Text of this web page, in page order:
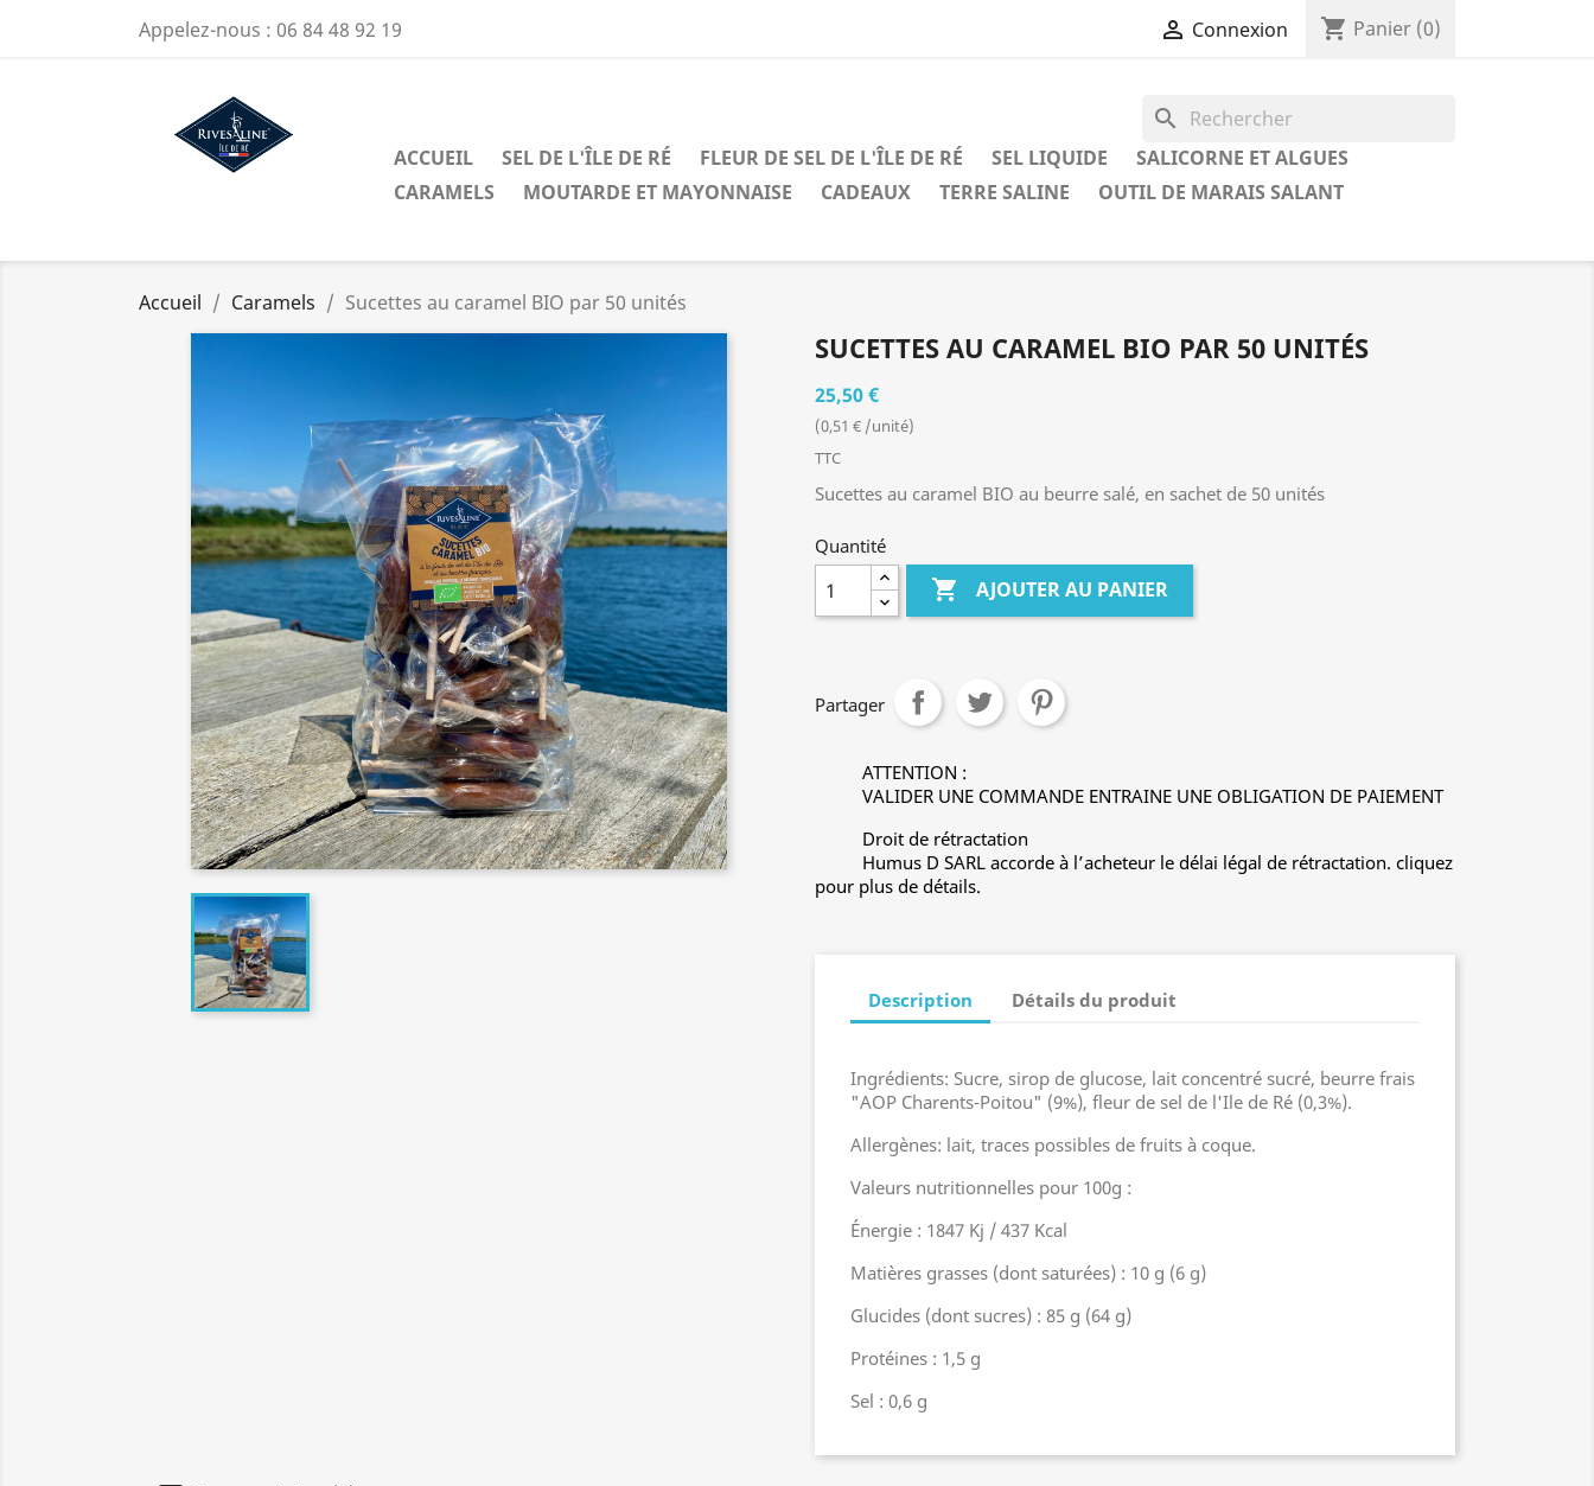
Appelez-nous : 06 84 48 92 19  Connexion shopping_cart Panier (0)
search
ACCUEIL SEL DE L'ÎLE DE RÉ FLEUR DE SEL DE L'ÎLE DE RÉ SEL LIQUIDE
SALICORNE ET ALGUES
CARAMELS
MOUTARDE ET MAYONNAISE CADEAUX TERRE SALINE OUTIL DE MARAIS SALANT
Accueil Caramels Sucettes au caramel BIO par 50 unités
SUCETTES AU CARAMEL BIO PAR 50 UNITÉS
25,50 €
(0,51 € /unité)
TTC
Sucettes au caramel BIO au beurre salé, en sachet de 50 unités
Quantité
 AJOUTER AU PANIER
Partager
ATTENTION :
VALIDER UNE COMMANDE ENTRAINE UNE OBLIGATION DE PAIEMENT
Droit de rétractation
Humus D SARL accorde à l’acheteur le délai légal de rétractation. cliquez
pour plus de détails.
Description Détails du produit
Ingrédients: Sucre, sirop de glucose, lait concentré sucré, beurre frais
"AOP Charents-Poitou" (9%), fleur de sel de l'Ile de Ré (0,3%).
Allergènes: lait, traces possibles de fruits à coque.
Valeurs nutritionnelles pour 100g :
Énergie : 1847 Kj / 437 Kcal
Matières grasses (dont saturées) : 10 g (6 g)
Glucides (dont sucres) : 85 g (64 g)
Protéines : 1,5 g
Sel : 0,6 g